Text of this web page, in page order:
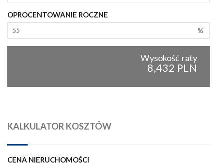
OPROCENTOWANIE ROCZNE
%
Wysokość raty
8,432 PLN
KALKULATOR KOSZTÓW
CENA NIERUCHOMOŚCI